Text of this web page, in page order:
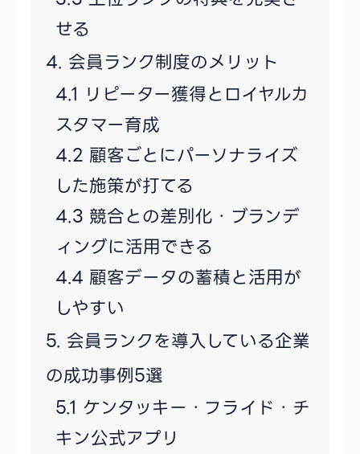
せる
会員ランク制度のメリット
リピーター獲得とロイヤルカ
スタマー育成
顧客ごとにパーソナライズ
した施策が打てる
競合との差別化・ブランデ
ィングに活用できる
顧客データの蓄積と活用が
しやすい
会員ランクを導入している企業
の成功事例5選
ケンタッキー・フライド・チ
キン公式アプリ